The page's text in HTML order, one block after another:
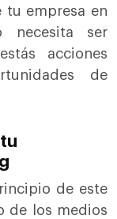
tu empresa en
ser
acciones
de
de este
de los medios